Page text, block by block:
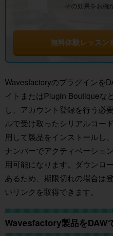
その効果をお確
無料体験レッス
Wavesfactoryのプラグインを
イトまたはPlugin Boutiqueな
し、アカウント登録を行う必
ルで受け取ったシリアルコー
用して製品をインストールし
ナンバーでアクティベーショ
用可能になります。ダウンロ
あるため、期限切れの場合は
いリンクを取得できます。
Wavesfactory製品をDAW